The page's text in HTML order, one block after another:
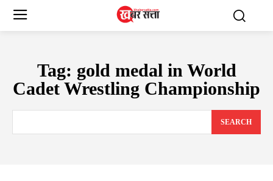
Tag: gold medal in World
Cadet Wrestling Championship
SEARCH